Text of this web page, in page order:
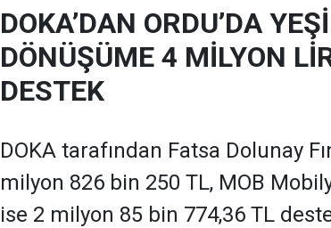
DOKA’DAN ORDU’DA
DÖNÜŞÜME 4 MİLYON
DESTEK
DOKA tarafından Fatsa Dolunay
milyon 826 bin 250 TL, MOB
ise 2 milyon 85 bin 774,36 TL